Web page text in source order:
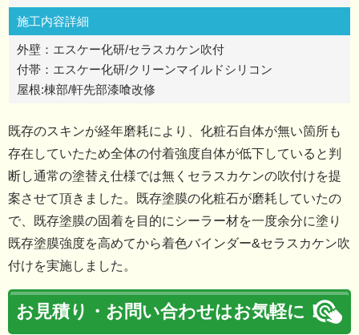
施工内容詳細
外壁：エスケー化研/セラスカケン吹付
付帯：エスケー化研/クリーンマイルドシリコン
屋根:棟部/軒先部漆喰改修
既存のスキンが経年磨耗により、化粧石自体が無い箇所も
存在していたため全体の付着強度自体が低下していると判
断し通常の塗替え仕様では無くセラスカケンの吹付けを提
案させて頂きました。既存塗膜の化粧石が磨耗していたの
で、既存塗膜の固着を目的にシーラー材を一度余分に塗り
既存塗膜強度を高めてから着色バインダー&セラスカケン吹
付けを実施しました。
お見積り・お問い合わせはお気軽に！